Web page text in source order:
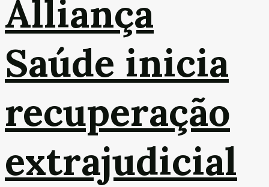
Alliança
Saúde inicia
recuperação
extrajudicial